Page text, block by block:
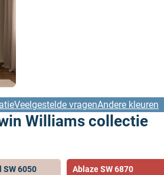
Veelgestelde vragenAndere kleuren
Williams collectie
SW 6050
Ablaze SW 6870